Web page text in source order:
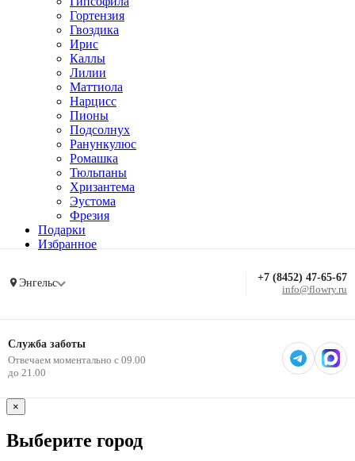
Гортензия
Гвоздика
Ирис
Каллы
Лилии
Маттиола
Нарцисс
Пионы
Подсолнух
Ранункулюс
Ромашка
Тюльпаны
Хризантема
Эустома
Фрезия
Подарки
Избранное
Энгельс +7 (8452) 47-65-67
info@flowry.ru
Служба заботы
Отвечаем моментально с 09.00
до 21.00
×
Выберите город